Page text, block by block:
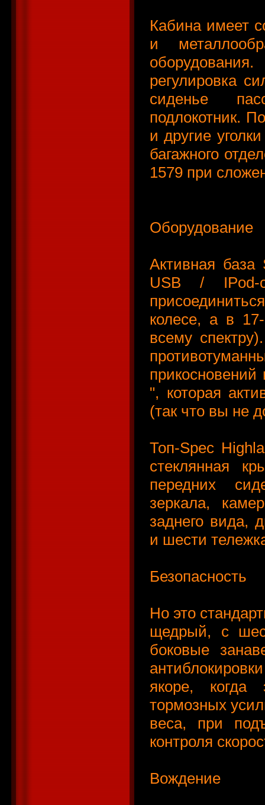
Кабина имеет
и
регулировка
сиденье
подлокотник.
и другие
багажного
1579 при
Оборудование
Активная
USB / IPod-
колесе, а в
всему
прикосновений
", которая
(так что вы не
Топ-Spec
стеклянная
передних
зеркала,
заднего вида,
и шести
Безопасность
Но это
щедрый, с
боковые
якоре, когда
тормозных
веса, при
контроля
Вождение